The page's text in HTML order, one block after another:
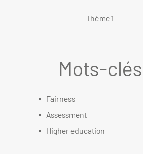
Thème 1
Mots-clés
Fairness
Assessment
Higher education